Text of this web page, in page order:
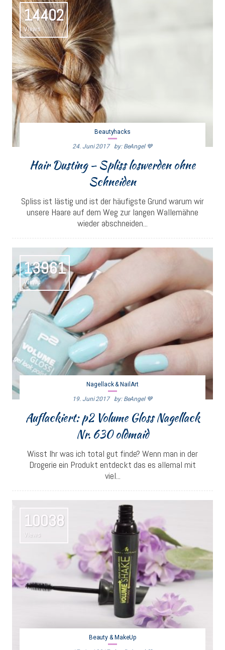
14402
Views
Beautyhacks
24. Juni 2017 By: BeAngel 💙
Hair Dusting – Spliss loswerden ohne
Schneiden
Spliss ist lästig und ist der häufigste Grund warum wir
unsere Haare auf dem Weg zur langen Wallemähne
wieder abschneiden...
13961
Views
Nagellack & NailArt
19. Juni 2017 By: BeAngel 💙
Auflackiert: p2 Volume Gloss Nagellack
Nr. 630 oldmaid
Wisst Ihr was ich total gut finde? Wenn man in der
Drogerie ein Produkt entdeckt das es allemal mit
viel...
10038
Views
Beauty & MakeUp